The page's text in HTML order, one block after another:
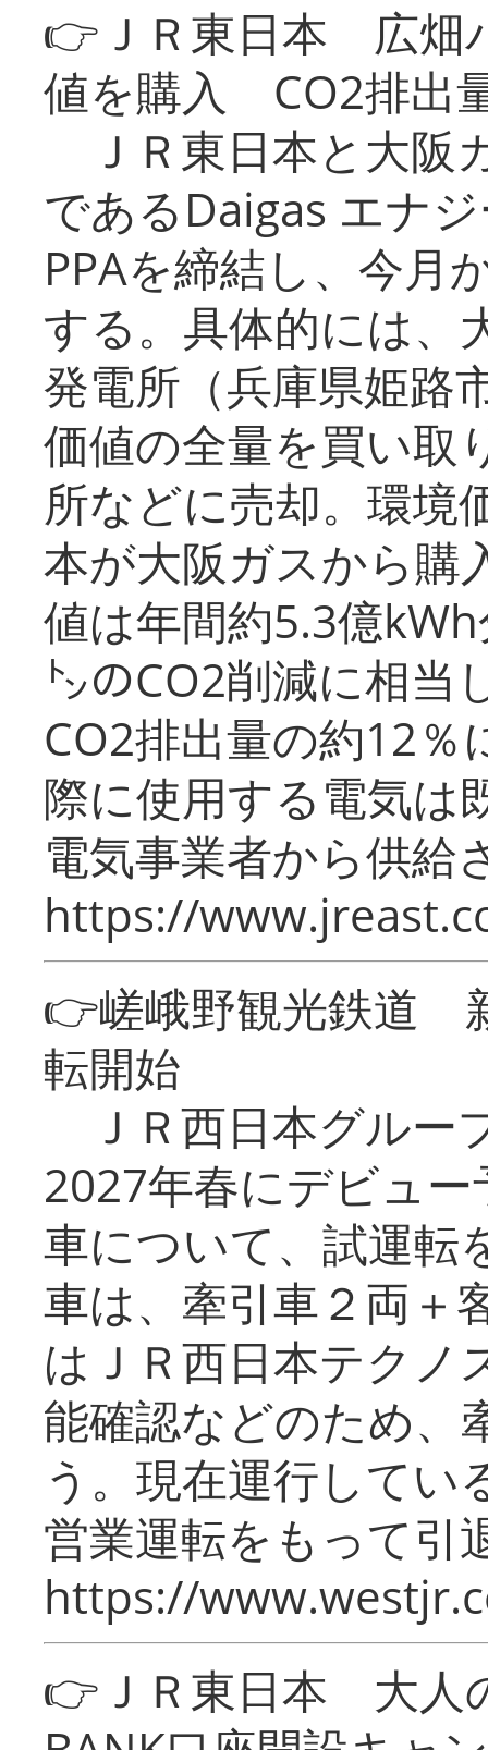
👉ＪＲ東日本 広畑
値を購入 CO2排出
ＪＲ東日本と大阪
であるDaigas エナ
PPAを締結し、今月
する。具体的には、
発電所（兵庫県姫路
価値の全量を買い取
所などに売却。環境
本が大阪ガスから購
値は年間約5.3億
㌧のCO2削減に相当
CO2排出量の約12％
際に使用する電気は
電気事業者から供給
https://
👉嵯峨野観光鉄道
転開始
ＪＲ西日本グルー
2027年春にデビュ
車について、試運転
車は、牽引車２両＋
はＪＲ西日本テクノ
能確認などのため、
う。現在運行してい
営業運転をもって引
https://
👉ＪＲ東日本 大人